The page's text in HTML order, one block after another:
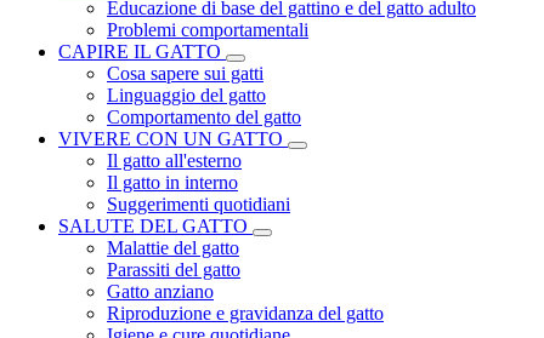
Educazione di base del gattino e del gatto adulto
Problemi comportamentali
CAPIRE IL GATTO
Cosa sapere sui gatti
Linguaggio del gatto
Comportamento del gatto
VIVERE CON UN GATTO
Il gatto all'esterno
Il gatto in interno
Suggerimenti quotidiani
SALUTE DEL GATTO
Malattie del gatto
Parassiti del gatto
Gatto anziano
Riproduzione e gravidanza del gatto